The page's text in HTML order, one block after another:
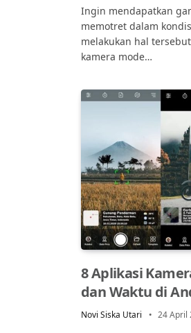
Ingin mendapatkan
memotret dalam
melakukan hal
kamera mode…
8 Aplikasi
dan Waktu di
Novi Siska Utari 24 April